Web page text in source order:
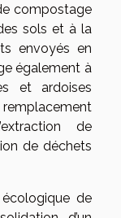
compostage
sols et à la
envoyés en
également à
et ardoises
de
de déchets
de